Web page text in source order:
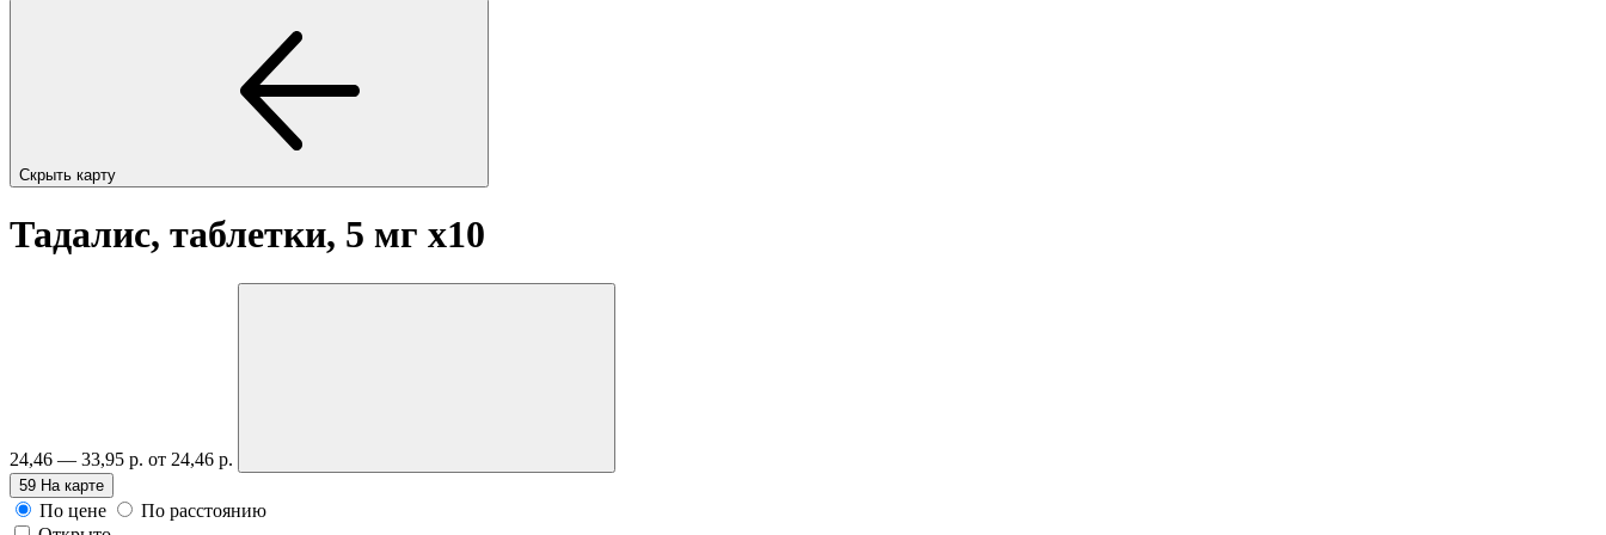
Скрыть карту
Тадалис, таблетки, 5 мг x10
24,46 — 33,95 р. от 24,46 р.
59 На карте
По цене
По расстоянию